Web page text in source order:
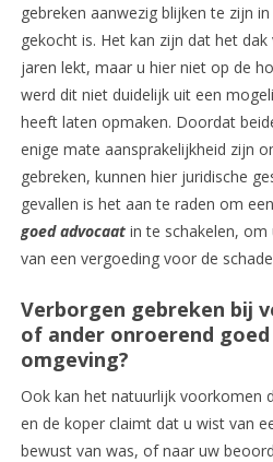
gebreken aanwezig blijken te zijn
gekocht is. Het kan zijn dat het
jaren lekt, maar u hier niet op de
werd dit niet duidelijk uit een
heeft laten opmaken. Doordat
enige mate aansprakelijkheid zijn
gebreken, kunnen hier juridische
gevallen is het aan te raden om een
goed advocaatin te schakelen, om
van een vergoeding voor de
Verborgen gebreken bij
of ander onroerend
omgeving?
Ook kan het natuurlijk voorkomen
en de koper claimt dat u wist van
bewust van was, of naar uw